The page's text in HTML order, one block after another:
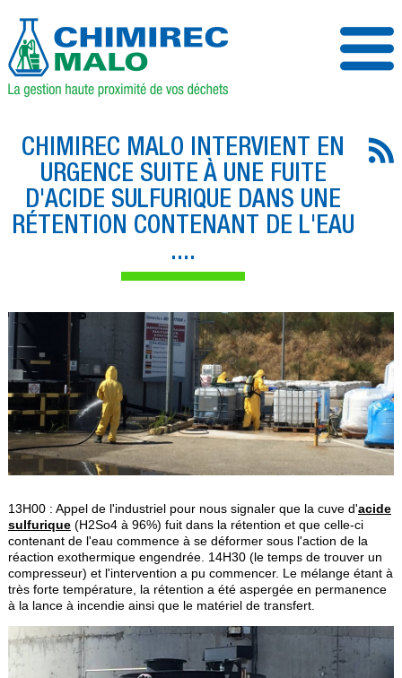
CHIMIREC MALO INTERVIENT EN
URGENCE SUITE À UNE FUITE
D'ACIDE SULFURIQUE DANS UNE
RÉTENTION CONTENANT DE L'EAU
....
13H00 : Appel de l'industriel pour nous signaler que la cuve d'acide
sulfurique(H2So4 à 96%) fuit dans la rétention et que celle-ci
contenant de l'eau commence à se déformer sous l'action de la
réaction exothermique engendrée. 14H30 (le temps de trouver un
compresseur) et l'intervention a pu commencer. Le mélange étant à
très forte température, la rétention a été aspergée en permanence
à la lance à incendie ainsi que le matériel de transfert.